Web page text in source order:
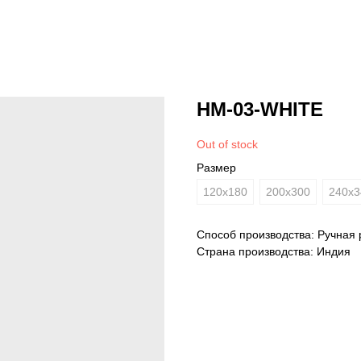
HM-03-WHITE
Out of stock
Размер
120x180
200x300
Способ производства: Ручная
Страна производства: Индия